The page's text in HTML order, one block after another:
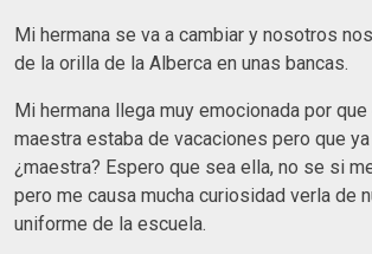
Mi hermana se va a cambiar y nosotros
de la orilla de la Alberca en unas bancas.
Mi hermana llega muy emocionada por
maestra estaba de vacaciones pero que
¿maestra? Espero que sea ella, no se si
pero me causa mucha curiosidad verla de
uniforme de la escuela.